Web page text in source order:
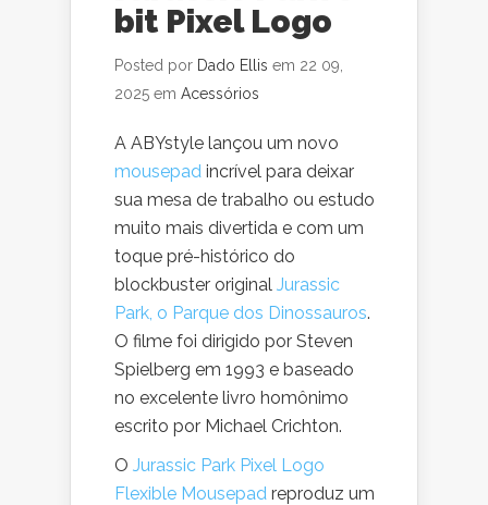
bit Pixel Logo
Posted por Dado Ellis em 22 09,
2025 em Acessórios
A ABYstyle lançou um novo
mousepad incrível para deixar
sua mesa de trabalho ou estudo
muito mais divertida e com um
toque pré-histórico do
blockbuster original Jurassic
Park, o Parque dos Dinossauros.
O filme foi dirigido por Steven
Spielberg em 1993 e baseado
no excelente livro homônimo
escrito por Michael Crichton.
O Jurassic Park Pixel Logo
Flexible Mousepad reproduz um